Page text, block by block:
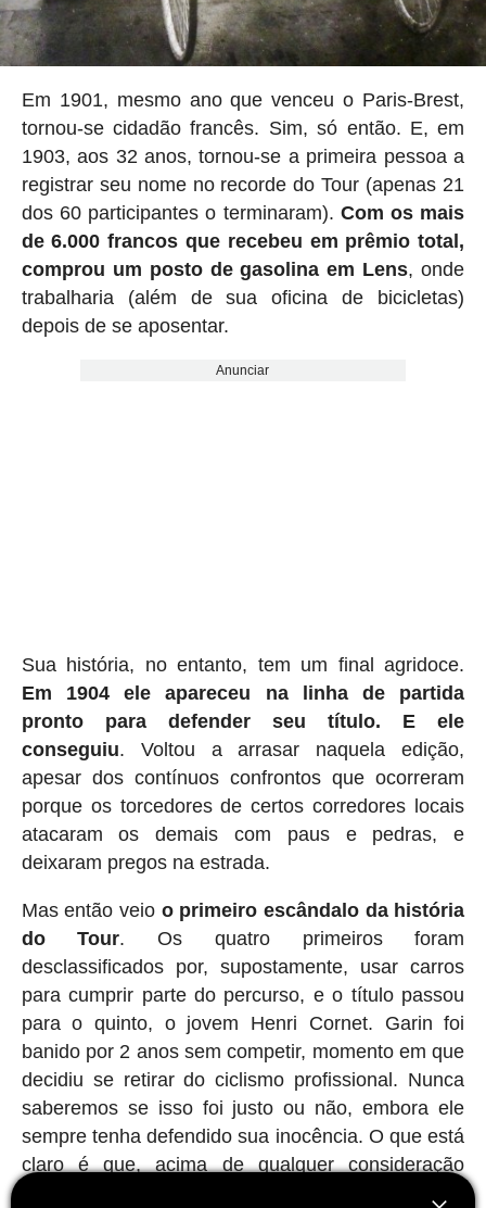
Em 1901, mesmo ano que venceu o Paris-Brest,
tornou-se cidadão francês. Sim, só então. E, em
1903, aos 32 anos, tornou-se a primeira pessoa a
registrar seu nome no recorde do Tour (apenas 21
dos 60 participantes o terminaram). Com os mais
de 6.000 francos que recebeu em prêmio total,
comprou um posto de gasolina em Lens, onde
trabalharia (além de sua oficina de bicicletas)
depois de se aposentar.
Anunciar
Sua história, no entanto, tem um final agridoce.
Em 1904 ele apareceu na linha de partida
pronto para defender seu título. E ele
conseguiu. Voltou a arrasar naquela edição,
apesar dos contínuos confrontos que ocorreram
porque os torcedores de certos corredores locais
atacaram os demais com paus e pedras, e
deixaram pregos na estrada.
Mas então veio o primeiro escândalo da história
do Tour. Os quatro primeiros foram
desclassificados por, supostamente, usar carros
para cumprir parte do percurso, e o título passou
para o quinto, o jovem Henri Cornet. Garin foi
banido por 2 anos sem competir, momento em que
decidiu se retirar do ciclismo profissional. Nunca
saberemos se isso foi justo ou não, embora ele
sempre tenha defendido sua inocência. O que está
claro é que, acima de qualquer consideração